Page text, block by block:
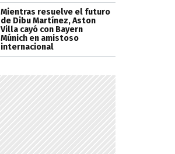
Mientras resuelve el futuro
de Dibu Martínez, Aston
Villa cayó con Bayern
Múnich en amistoso
internacional